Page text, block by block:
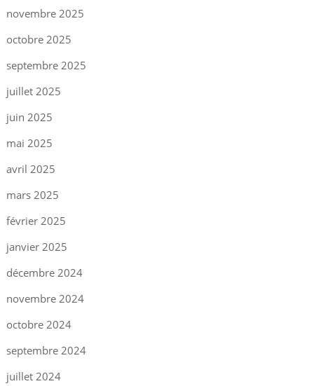
novembre 2025
octobre 2025
septembre 2025
juillet 2025
juin 2025
mai 2025
avril 2025
mars 2025
février 2025
janvier 2025
décembre 2024
novembre 2024
octobre 2024
septembre 2024
juillet 2024